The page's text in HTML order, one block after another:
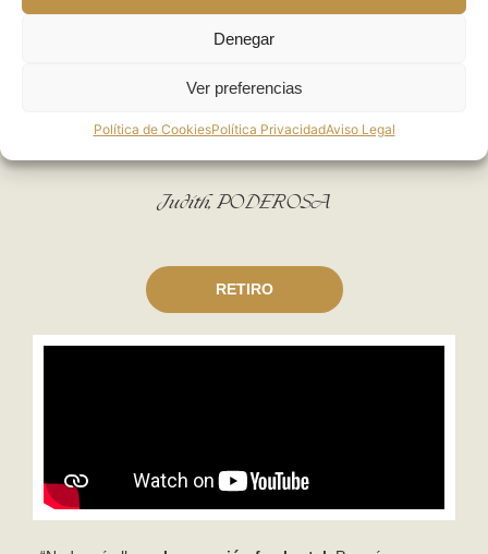
Denegar
Ver preferencias
Política de CookiesPolítica PrivacidadAviso Legal
entre todas, buena energía. No hay
, me siento súper bien y ¡creo que
volver como nueva!»
Judith, PODEROSA
RETIRO